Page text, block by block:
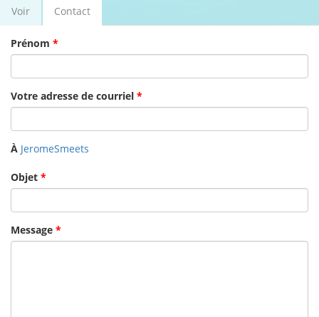
Onglets principaux
Voir Contact
actif)
Prénom *
Votre adresse de courriel *
À JeromeSmeets
Objet *
Message *